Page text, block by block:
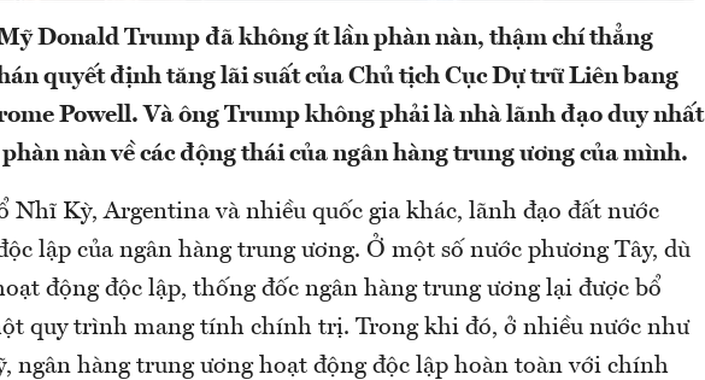
Donald Trump đã không ít lần phàn nàn, thậm chí thẳng
quyết định tăng lãi suất của Chủ tịch Cục Dự trữ Liên bang
Powell. Và ông Trump không phải là nhà lãnh đạo duy nhất
nàn về các động thái của ngân hàng trung ương của mình.
Nhĩ Kỳ, Argentina và nhiều quốc gia khác, lãnh đạo đất nước
lập của ngân hàng trung ương. Ở một số nước phương Tây, dù
động độc lập, thống đốc ngân hàng trung ương lại được bổ
quy trình mang tính chính trị. Trong khi đó, ở nhiều nước như
ngân hàng trung ương hoạt động độc lập hoàn toàn với chính